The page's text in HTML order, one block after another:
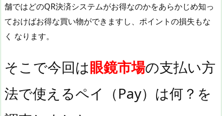
舗ではどのQR決済システムがお得なのかをあらかじめ知っ
ておけばお得な買い物ができますし、ポイントの損失もな
く なります。
そこで今回は眼鏡市場の支払い方
法で使えるペイ（Pay）は何？を